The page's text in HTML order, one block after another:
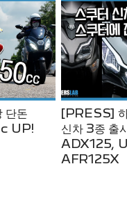
터 시장에
유로 5+
업계에 많
보기엔 별
일 수도 있
능에, 구조
영향을 미
장에서 1
력은 절대
는 꾸준
보장되는
단돈
UP!
[PRESS] 하
신차 3종
ADX125,
AFR125X